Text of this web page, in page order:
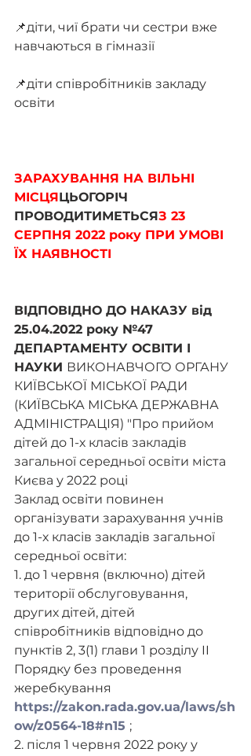
📌діти, чиї брати чи сестри вже
навчаються в гімназії
📌діти співробітників закладу
освіти
ЗАРАХУВАННЯ НА ВІЛЬНІ
МІСЦЯЦЬОГОРІЧ
ПРОВОДИТИМЕТЬСЯЗ 23
СЕРПНЯ 2022 року ПРИ УМОВІ
ЇХ НАЯВНОСТІ
ВІДПОВІДНО ДО НАКАЗУ від
25.04.2022 року №47
ДЕПАРТАМЕНТУ ОСВІТИ І
НАУКИ ВИКОНАВЧОГО ОРГАНУ
КИЇВСЬКОЇ МІСЬКОЇ РАДИ
(КИЇВСЬКА МІСЬКА ДЕРЖАВНА
АДМІНІСТРАЦІЯ) "Про прийом
дітей до 1-х класів закладів
загальної середньої освіти міста
Києва у 2022 році
Заклад освіти повинен
організувати зарахування учнів
до 1-х класів закладів загальної
середньої освіти:
1. до 1 червня (включно) дітей
території обслуговування,
других дітей, дітей
співробітників відповідно до
пунктів 2, 3(1) глави 1 розділу II
Порядку без проведення
жеребкування
https://zakon.rada.gov.ua/laws/sh
ow/z0564-18#n15 ;
2. після 1 червня 2022 року у